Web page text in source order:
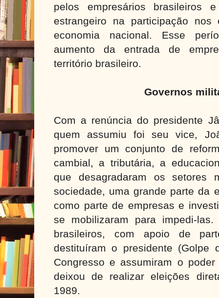
pelos empresários brasileiros
estrangeiro na participação nos
economia nacional. Esse
aumento da entrada de
território brasileiro.
Governos
Com a renúncia do presidente
quem assumiu foi seu vice,
promover um conjunto de
cambial, a tributária, a
que desagradaram os setores
sociedade, uma grande parte da
como parte de empresas e
se mobilizaram para impedi-
brasileiros, com apoio de
destituíram o presidente (Golpe
Congresso e assumiram o
deixou de realizar eleições
1989.